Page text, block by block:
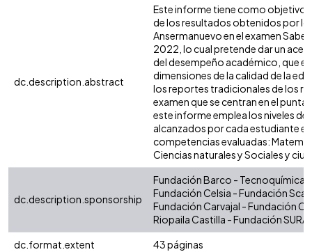
dc.description.abstract
Este informe tiene como objetivo
de los resultados obtenidos por
Ansermanuevo en el examen Saber
2022, lo cual pretende dar un
del desempeño académico, que
dimensiones de la calidad de la
los reportes tradicionales de los
examen que se centran en el
este informe emplea los niveles
alcanzados por cada estudiante
competencias evaluadas:
Ciencias naturales y Sociales y
dc.description.sponsorship
Fundación Barco -
Fundación Celsia - Fundación
Fundación Carvajal - Fundación
Riopaila Castilla - Fundación SURA.
dc.format.extent
43 páginas